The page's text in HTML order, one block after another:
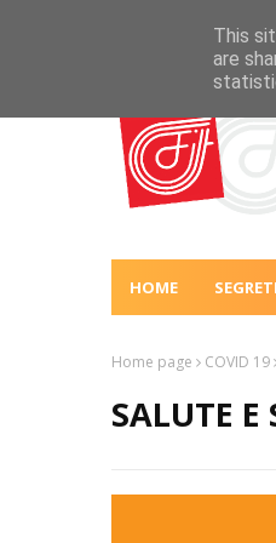
HOME
Home page COVID 19
SALUTE E
This
are